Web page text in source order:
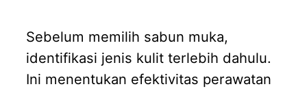
Sebelum memilih sabun muka,
identifikasi jenis kulit terlebih dahulu.
Ini menentukan efektivitas perawatan